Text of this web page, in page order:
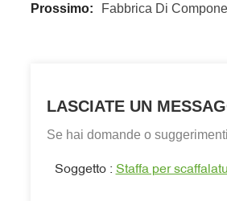
Prossimo: Fabbrica Di
LASCIATE UN
Se hai domande o
Soggetto : Staffa per